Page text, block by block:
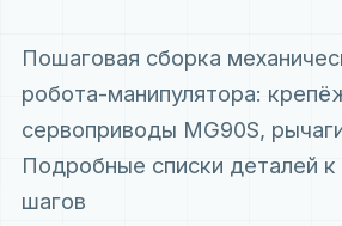
Пошаговая сборка
робота-манипулятора:
сервоприводы MG90S,
Подробные списки деталей
шагов